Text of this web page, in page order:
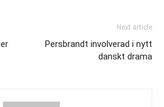
Next article
Persbrandt involverad i nytt
danskt drama